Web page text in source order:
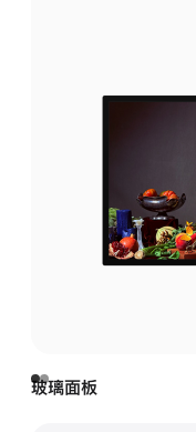
玻璃面板